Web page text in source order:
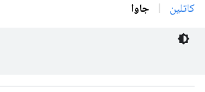
کاتلین | جاوا